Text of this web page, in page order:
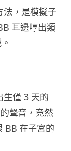
法，是模擬子
耳邊哼出類
生僅 3 天的
聲音，竟然
BB 在子宮的